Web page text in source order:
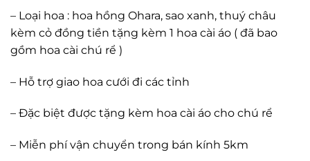
– Loại hoa : hoa hồng Ohara, sao xanh, thuý châu
kèm cỏ đồng tiền tặng kèm 1 hoa cài áo ( đã bao
gồm hoa cài chú rể )
– Hỗ trợ giao hoa cưới đi các tỉnh
– Đặc biệt được tặng kèm hoa cài áo cho chú rể
– Miễn phí vận chuyển trong bán kính 5km